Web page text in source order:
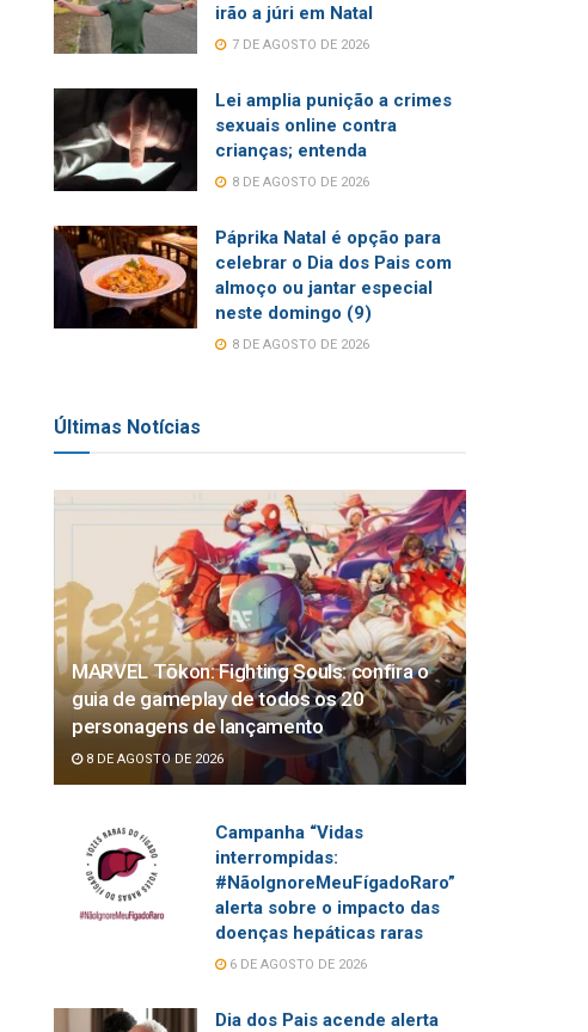
irão a júri em Natal
7 DE AGOSTO DE 2026
Lei amplia punição a crimes
sexuais online contra
crianças; entenda
8 DE AGOSTO DE 2026
Páprika Natal é opção para
celebrar o Dia dos Pais com
almoço ou jantar especial
neste domingo (9)
8 DE AGOSTO DE 2026
Últimas Notícias
MARVEL Tōkon: Fighting Souls: confira o
guia de gameplay de todos os 20
personagens de lançamento
8 DE AGOSTO DE 2026
Campanha “Vidas
interrompidas:
#NãoIgnoreMeuFígadoRaro”
alerta sobre o impacto das
doenças hepáticas raras
6 DE AGOSTO DE 2026
Dia dos Pais acende alerta